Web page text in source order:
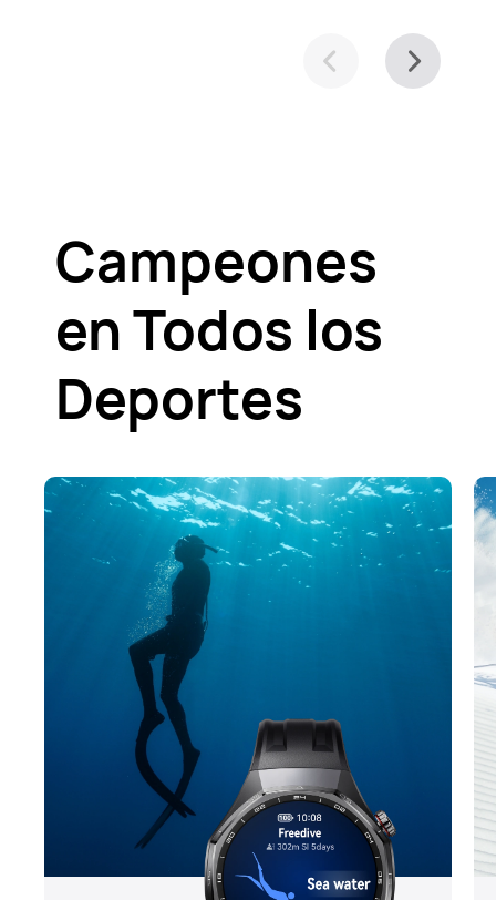
Campeones
en Todos los
Deportes